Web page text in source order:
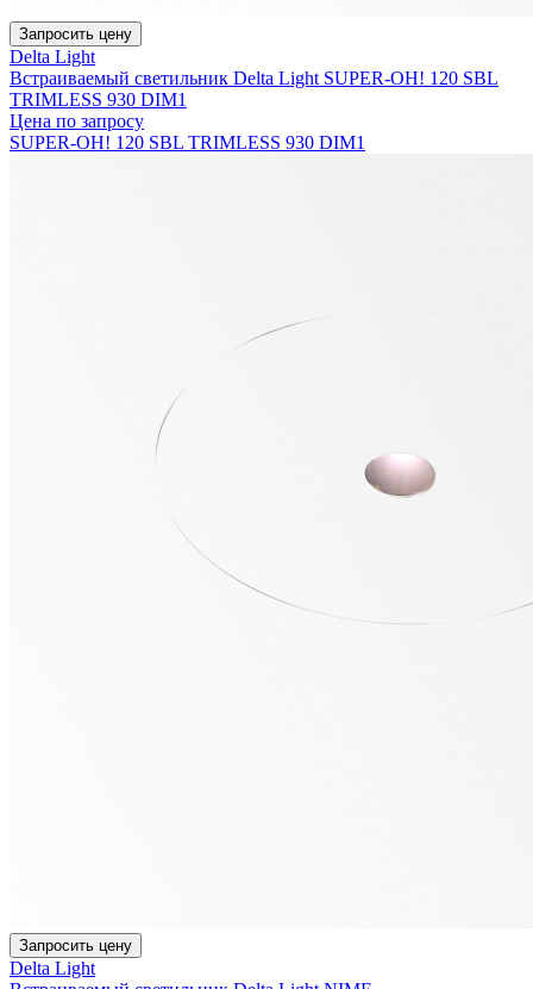
Запросить цену
Delta Light
Встраиваемый светильник Delta Light SUPER-OH! 120 SBL
TRIMLESS 930 DIM1
Цена по запросу
SUPER-OH! 120 SBL TRIMLESS 930 DIM1
Запросить цену
Delta Light